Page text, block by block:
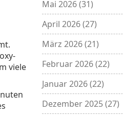
viele
Mai 2026(31)
April 2026(27)
März 2026(21)
Februar 2026(22)
Januar 2026(22)
Dezember 2025(27)